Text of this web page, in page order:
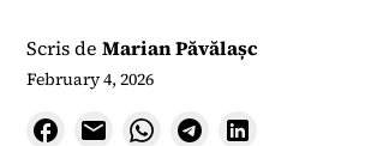
Scris de Marian Păvălașc
February 4, 2026